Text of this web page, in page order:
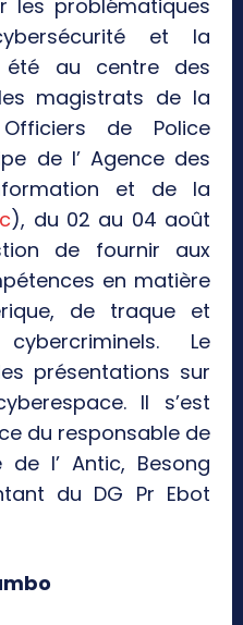
les problématiques
et la
été au centre des
magistrats de la
de Police
de l’ Agence des
et de la
), du 02 au 04 août
de fournir aux
en matière
de traque et
Le
présentations sur
Il s’est
du responsable de
l’ Antic, Besong
du DG Pr Ebot